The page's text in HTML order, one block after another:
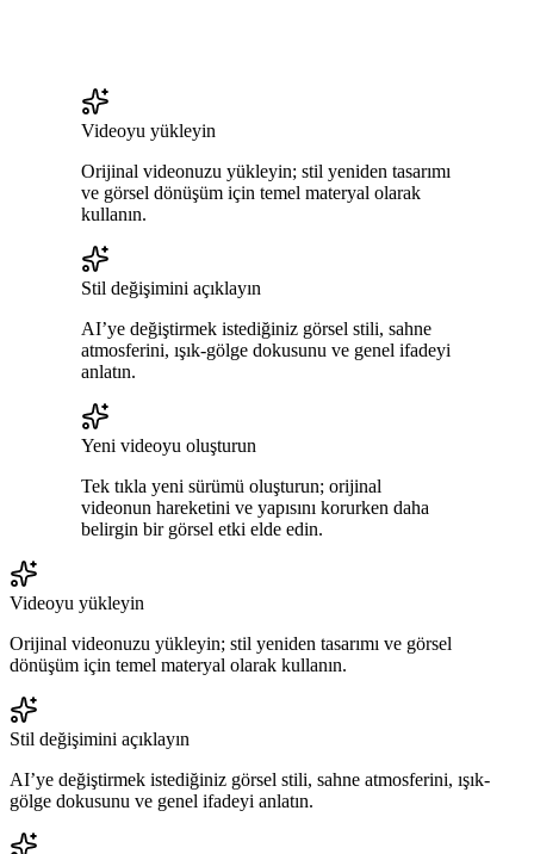
Videoyu yükleyin
Orijinal videonuzu yükleyin; stil yeniden tasarımı
ve görsel dönüşüm için temel materyal olarak
kullanın.
Stil değişimini açıklayın
AI’ye değiştirmek istediğiniz görsel stili, sahne
atmosferini, ışık-gölge dokusunu ve genel ifadeyi
anlatın.
Yeni videoyu oluşturun
Tek tıkla yeni sürümü oluşturun; orijinal
videonun hareketini ve yapısını korurken daha
belirgin bir görsel etki elde edin.
Videoyu yükleyin
Orijinal videonuzu yükleyin; stil yeniden tasarımı ve görsel
dönüşüm için temel materyal olarak kullanın.
Stil değişimini açıklayın
AI’ye değiştirmek istediğiniz görsel stili, sahne atmosferini, ışık-
gölge dokusunu ve genel ifadeyi anlatın.